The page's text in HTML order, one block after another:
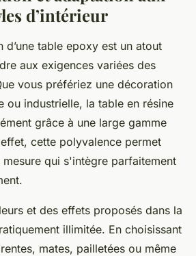
d’intérieur
d’une table epoxy est un atout
aux exigences variées des
vous préfériez une décoration
ou industrielle, la table en résine
grâce à une large gamme
cette polyvalence permet
qui s'intègre parfaitement
et des effets proposés dans la
illimitée. En choisissant
mates, pailletées ou même